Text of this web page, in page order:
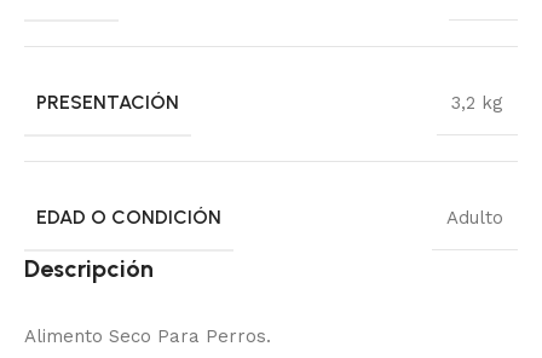
PRESENTACIÓN 3,2 kg
EDAD O CONDICIÓN Adulto
Descripción
Alimento Seco Para Perros.